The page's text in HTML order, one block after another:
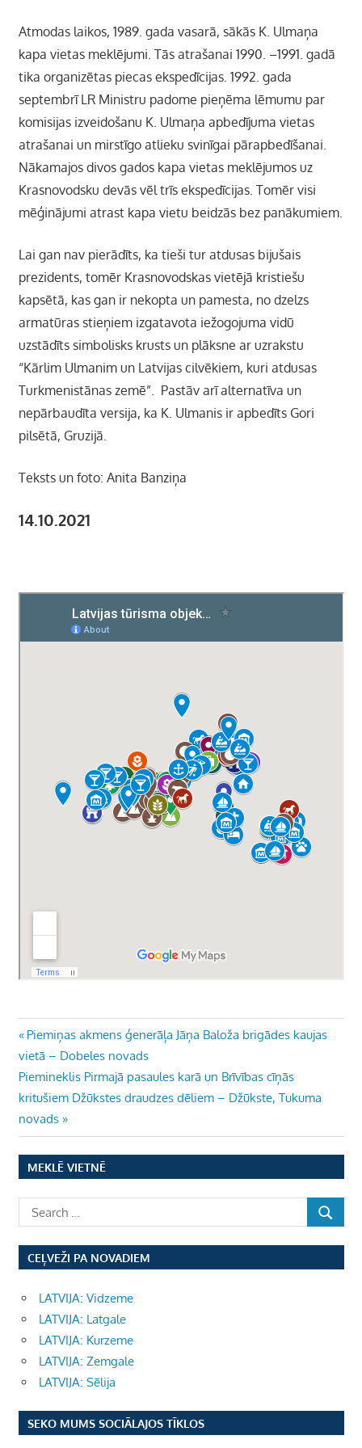
Atmodas laikos, 1989. gada vasarā, sākās K. Ulmaņa
kapa vietas meklējumi. Tās atrašanai 1990. –1991. gadā
tika organizētas piecas ekspedīcijas. 1992. gada
septembrī LR Ministru padome pieņēma lēmumu par
komisijas izveidošanu K. Ulmaņa apbedījuma vietas
atrašanai un mirstīgo atlieku svinīgai pārapbedīšanai.
Nākamajos divos gados kapa vietas meklējumos uz
Krasnovodsku devās vēl trīs ekspedīcijas. Tomēr visi
mēģinājumi atrast kapa vietu beidzās bez panākumiem.
Lai gan nav pierādīts, ka tieši tur atdusas bijušais
prezidents, tomēr Krasnovodskas vietējā kristiešu
kapsētā, kas gan ir nekopta un pamesta, no dzelzs
armatūras stieņiem izgatavota iežogojuma vidū
uzstādīts simbolisks krusts un plāksne ar uzrakstu
“Kārlim Ulmanim un Latvijas cilvēkiem, kuri atdusas
Turkmenistānas zemē”. Pastāv arī alternatīva un
nepārbaudīta versija, ka K. Ulmanis ir apbedīts Gori
pilsētā, Gruzijā.
Teksts un foto: Anita Banziņa
14.10.2021
Ziņu
izvēlne
Previous
Post:
Piemiņas akmens ģenerāļa Jāņa Baloža brigādes kaujas
vietā – Dobeles novads
Next
Post:
Piemineklis Pirmajā pasaules karā un Brīvības cīņās
kritušiem Džūkstes draudzes dēliem – Džūkste, Tukuma
novads
MEKLĒ VIETNĒ
CEĻVEŽI PA NOVADIEM
LATVIJA: Vidzeme
LATVIJA: Latgale
LATVIJA: Kurzeme
LATVIJA: Zemgale
LATVIJA: Sēlija
SEKO MUMS SOCIĀLAJOS TĪKLOS